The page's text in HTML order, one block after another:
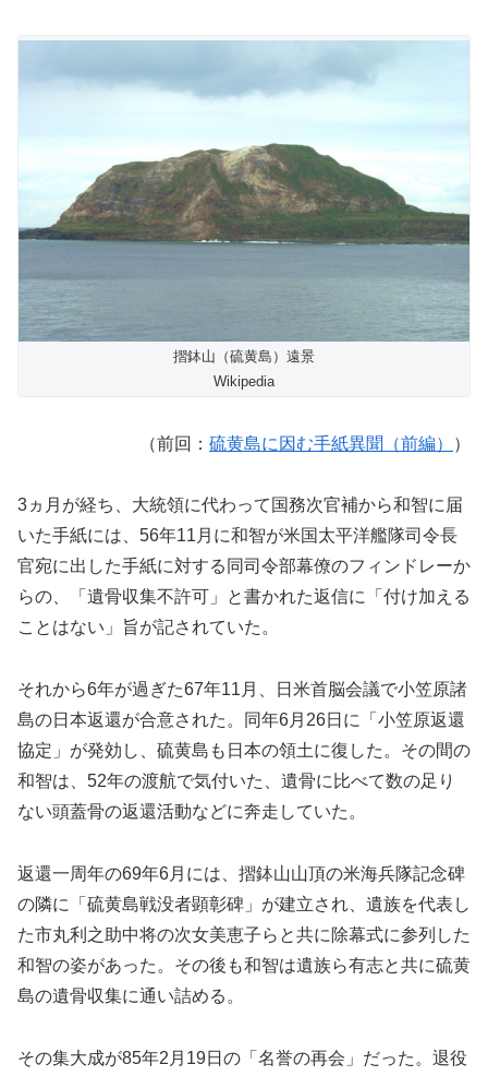
摺鉢山（硫黄島）遠景
Wikipedia
（前回： 硫黄島に因む手紙異聞（前編） ）
3ヵ月が経ち、大統領に代わって国務次官補から和智に届
いた手紙には、56年11月に和智が米国太平洋艦隊司令長
官宛に出した手紙に対する同司令部幕僚のフィンドレーか
らの、「遺骨収集不許可」と書かれた返信に「付け加える
ことはない」旨が記されていた。
それから6年が過ぎた67年11月、日米首脳会議で小笠原諸
島の日本返還が合意された。同年6月26日に「小笠原返還
協定」が発効し、硫黄島も日本の領土に復した。その間の
和智は、52年の渡航で気付いた、遺骨に比べて数の足り
ない頭蓋骨の返還活動などに奔走していた。
返還一周年の69年6月には、摺鉢山山頂の米海兵隊記念碑
の隣に「硫黄島戦没者顕彰碑」が建立され、遺族を代表し
た市丸利之助中将の次女美恵子らと共に除幕式に参列した
和智の姿があった。その後も和智は遺族ら有志と共に硫黄
島の遺骨収集に通い詰める。
その集大成が85年2月19日の「名誉の再会」だった。退役